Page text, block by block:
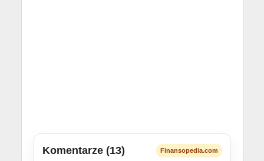
Komentarze (13) Finansopedia.com